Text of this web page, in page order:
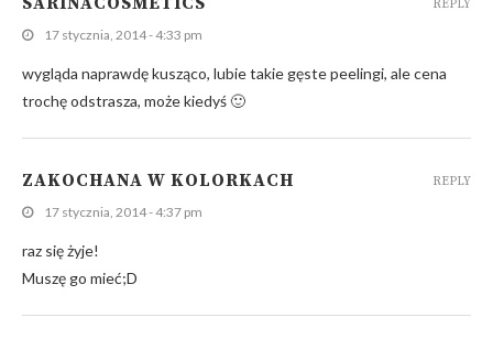
17 stycznia, 2014 - 4:33 pm
wygląda naprawdę kusząco, lubie takie gęste peelingi, ale cena
trochę odstrasza, może kiedyś 🙂
REPLY
ZAKOCHANA W KOLORKACH
17 stycznia, 2014 - 4:37 pm
raz się żyje!
Muszę go mieć;D
REPLY